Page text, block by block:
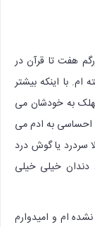
هفت تا قرآن در
با اینکه بیشتر
به خودشان می
احساسی به ادم می
سردرد یا گوش درد
دندان خیلی خیلی
ام و امیدوارم